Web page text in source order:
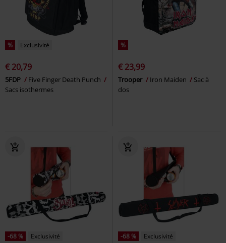
% Exclusivité
€ 20,79
5FDP
Five Finger Death Punch
Sacs isothermes
%
€ 23,99
Trooper Iron Maiden
Sac à
dos
-68 %
Exclusivité
-68 %
Exclusivité